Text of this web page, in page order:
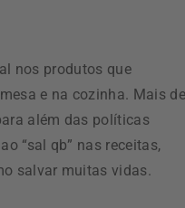
nos produtos que
e na cozinha. Mais de
além das políticas
“sal qb” nas receitas,
salvar muitas vidas.